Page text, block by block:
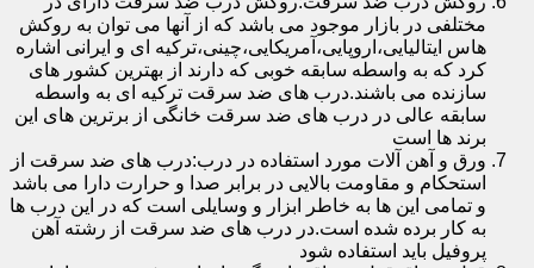
مختلفی در بازار موجود می باشد که از آنها می توان به روکش
هاس ایتالیایی،اروپایی،آمریکایی،چینی،ترکیه ای و ایرانی اشاره
کرد که به واسطه سابقه خوبی که دارند از بهترین کشور های
سازنده می باشند.درب های ضد سرقت ترکیه ای به واسطه
سابقه عالی در درب های ضد سرقت خانگی از برترین های این
برند ها است
ورق و آهن آلات مورد استفاده در درب:درب های ضد سرقت از
استحکام و مقاومت بالایی در برابر صدا و حرارت دارا می باشد
و تمامی این ها به خاطر ابزار و وسایلی است که در این درب ها
به کار برده شده است.در درب های ضد سرقت از رشته آهن
پروفیل باید استفاده شود